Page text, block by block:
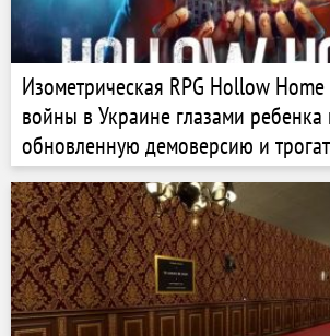
Изометрическая RPG Hollow
войны в Украине глазами ребенка
обновленную демоверсию и
трейлер